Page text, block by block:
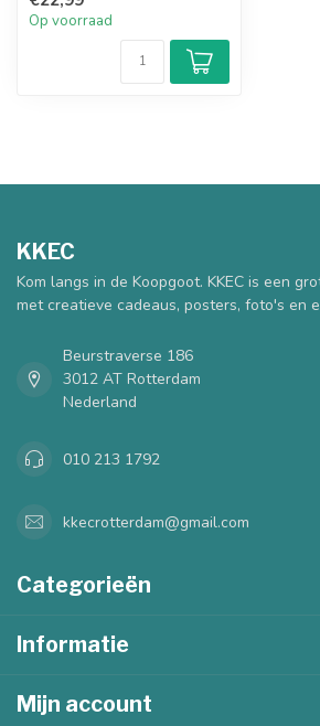
Op voorraad
KKEC
Kom langs in de Koopgoot. KKEC is een
met creatieve cadeaus, posters, foto's en
Beurstraverse 186
3012 AT Rotterdam
Nederland
010 213 1792
kkecrotterdam@gmail.com
Categorieën
Informatie
Mijn account